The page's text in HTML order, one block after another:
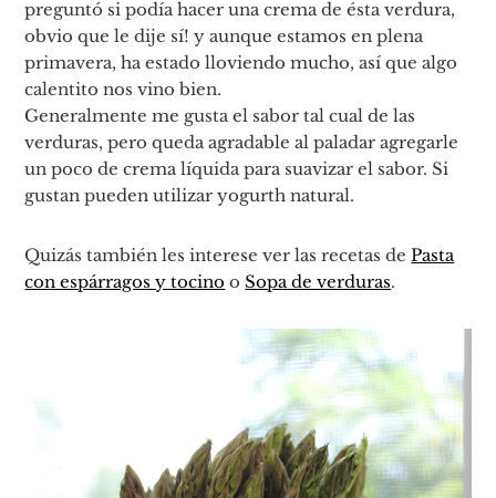
preguntó si podía hacer una crema de ésta verdura,
obvio que le dije sí! y aunque estamos en plena
primavera, ha estado lloviendo mucho, así que algo
calentito nos vino bien.
Generalmente me gusta el sabor tal cual de las
verduras, pero queda agradable al paladar agregarle
un poco de crema líquida para suavizar el sabor. Si
gustan pueden utilizar yogurth natural.
Quizás también les interese ver las recetas dePasta
con espárragos y tocino o Sopa de verduras.